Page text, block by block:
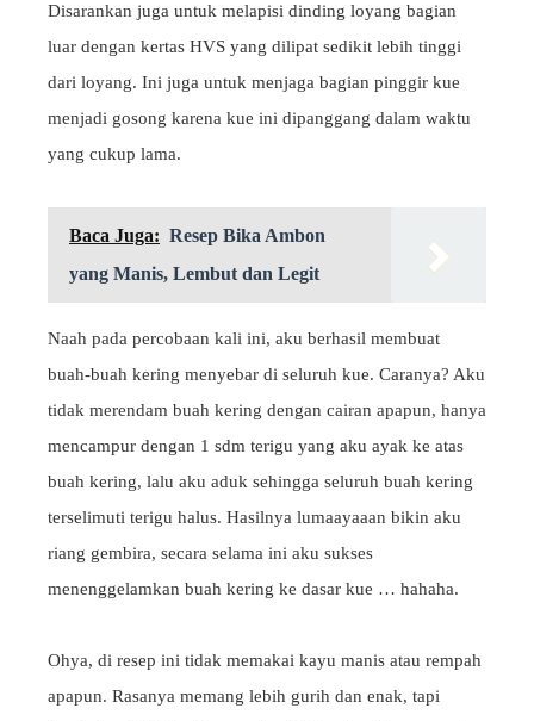
Disarankan juga untuk melapisi dinding loyang bagian
luar dengan kertas HVS yang dilipat sedikit lebih tinggi
dari loyang. Ini juga untuk menjaga bagian pinggir kue
menjadi gosong karena kue ini dipanggang dalam waktu
yang cukup lama.
Baca Juga: Resep Bika Ambon
yang Manis, Lembut dan Legit
Naah pada percobaan kali ini, aku berhasil membuat
buah-buah kering menyebar di seluruh kue. Caranya? Aku
tidak merendam buah kering dengan cairan apapun, hanya
mencampur dengan 1 sdm terigu yang aku ayak ke atas
buah kering, lalu aku aduk sehingga seluruh buah kering
terselimuti terigu halus. Hasilnya lumaayaaan bikin aku
riang gembira, secara selama ini aku sukses
menenggelamkan buah kering ke dasar kue … hahaha.
Ohya, di resep ini tidak memakai kayu manis atau rempah
apapun. Rasanya memang lebih gurih dan enak, tapi